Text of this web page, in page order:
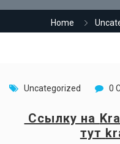
Home
Uncategorized 0
Ссылку на
тут